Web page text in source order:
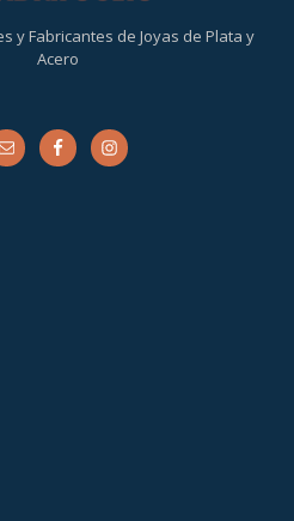
y Fabricantes de Joyas de Plata y
Acero